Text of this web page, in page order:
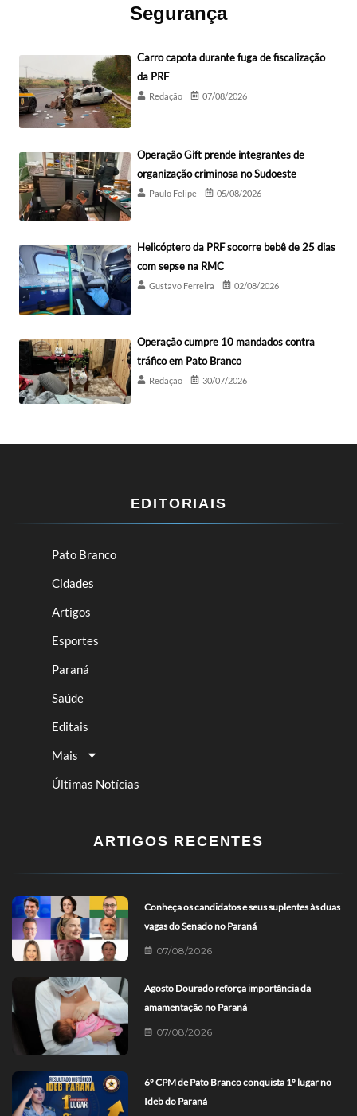
Segurança
Carro capota durante fuga de fiscalização
da PRF
Redação 07/08/2026
Operação Gift prende integrantes de
organização criminosa no Sudoeste
Paulo Felipe 05/08/2026
Helicóptero da PRF socorre bebê de 25 dias
com sepse na RMC
Gustavo Ferreira 02/08/2026
Operação cumpre 10 mandados contra
tráfico em Pato Branco
Redação 30/07/2026
EDITORIAIS
Pato Branco
Cidades
Artigos
Esportes
Paraná
Saúde
Editais
Mais
Últimas Notícias
ARTIGOS RECENTES
Conheça os candidatos e seus suplentes às duas
vagas do Senado no Paraná
07/08/2026
Agosto Dourado reforça importância da
amamentação no Paraná
07/08/2026
6º CPM de Pato Branco conquista 1º lugar no
Ideb do Paraná